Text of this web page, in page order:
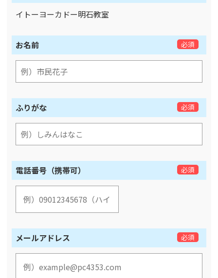
イトーヨーカドー明石教室
お名前 必須
ふりがな 必須
電話番号（携帯可） 必須
メールアドレス 必須